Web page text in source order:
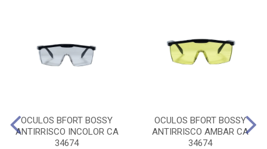
OCULOS BFORT BOSSY
ANTIRRISCO INCOLOR CA
34674
OCULOS BFORT BOSSY
ANTIRRISCO AMBAR CA
34674